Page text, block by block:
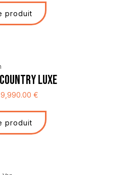
produit
LUXE
9,990.00 €
produit